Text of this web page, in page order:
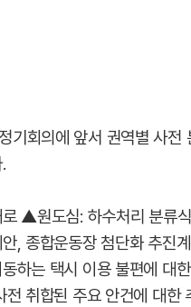
기회의에 앞서 권역별 사
▲원도심: 하수처리 분류
, 종합운동장 첨단화 추진
하는 택시 이용 불편에 대
전 취합된 주요 안건에 대한